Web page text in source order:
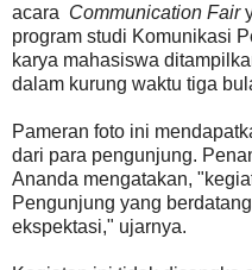
acara Communication Fair
program studi Komunikasi
karya mahasiswa
dalam kurung waktu tiga
Pameran foto ini
dari para pengunjung.
Ananda mengatakan,
Pengunjung yang
ekspektasi," ujarnya.